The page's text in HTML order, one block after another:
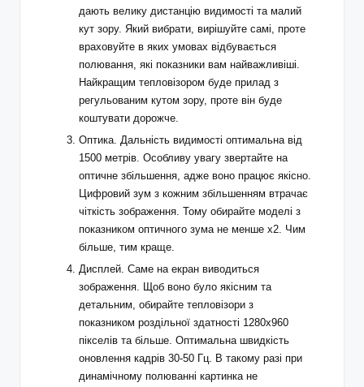
дають велику дистанцію видимості та малий
кут зору. Який вибрати, вирішуйте самі, проте
враховуйте в яких умовах відбувається
полювання, які показники вам найважливіші.
Найкращим тепловізором буде прилад з
регульованим кутом зору, проте він буде
коштувати дорожче.
Оптика. Дальність видимості оптимальна від
1500 метрів. Особливу увагу звертайте на
оптичне збільшення, адже воно працює якісно.
Цифровий зум з кожним збільшенням втрачає
чіткість зображення. Тому обирайте моделі з
показником оптичного зума не менше х2. Чим
більше, тим краще.
Дисплей. Саме на екран виводиться
зображення. Щоб воно було якісним та
детальним, обирайте тепловізори з
показником роздільної здатності 1280х960
пікселів та більше. Оптимальна швидкість
оновлення кадрів 30-50 Гц. В такому разі при
динамічному полюванні картинка не